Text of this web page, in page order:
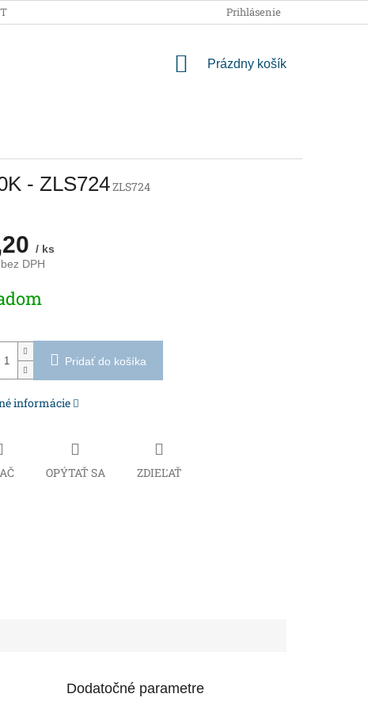
PODMIENKY OCHRANY
Prihlásenie
NÁKUPNÝ
Prázdny košík
- ZLS724ZLS724
/ ks
DPH
Pridať do košíka
informácie
OPÝTAŤ SA ZDIEĽAŤ
Dodatočné parametre